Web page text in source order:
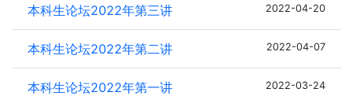
本科生论坛2022年第三讲 2022-04-20
本科生论坛2022年第二讲 2022-04-07
本科生论坛2022年第一讲 2022-03-24